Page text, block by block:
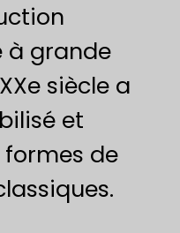
à grande
siècle a
et
de